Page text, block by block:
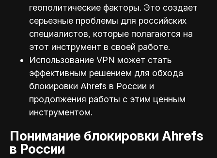
геополитические факторы. Это создает
серьезные проблемы для российских
специалистов, которые полагаются на
этот инструмент в своей работе.
Использование VPN может стать
эффективным решением для обхода
блокировки Ahrefs в России и
продолжения работы с этим ценным
инструментом.
Понимание блокировки Ahrefs
в России